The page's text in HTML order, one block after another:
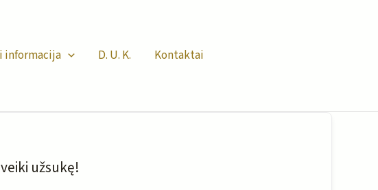
informacija D. U. K. Kontaktai
užsukę!